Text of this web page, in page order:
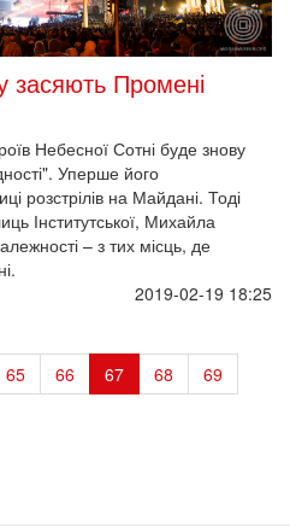
Промені
Небесної Сотні буде знову
Уперше його
розстрілів на Майдані. Тоді
Інститутської, Михайла
– з тих місць, де
2019-02-19 18:25
65 66 67 68
69